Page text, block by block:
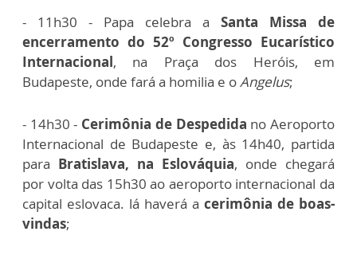
- 11h30 - Papa celebra a Santa Missa de
encerramento do 52º Congresso Eucarístico
Internacional, na Praça dos Heróis, em
Budapeste, onde fará a homilia e oAngelus;
- 14h30 - Cerimônia de Despedida no Aeroporto
Internacional de Budapeste e, às 14h40, partida
para Bratislava, na Eslováquia, onde chegará
por volta das 15h30 ao aeroporto internacional da
capital eslovaca. lá haverá a cerimônia de boas-
vindas;